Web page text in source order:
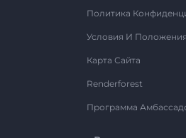
Политика
Условия И Положения
Карта Сайта
Renderforest
Программа